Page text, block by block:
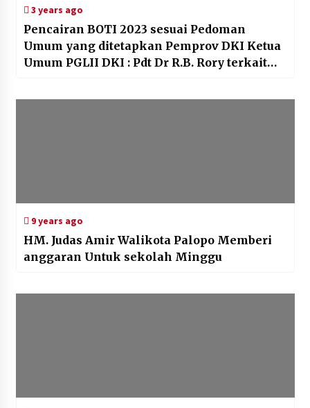
3 years ago
Pencairan BOTI 2023 sesuai Pedoman
Umum yang ditetapkan Pemprov DKI Ketua
Umum PGLII DKI : Pdt Dr R.B. Rory terkait
9 years ago
HM. Judas Amir Walikota Palopo Memberi
anggaran Untuk sekolah Minggu